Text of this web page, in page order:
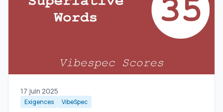
17 juin 2025
Exigences VibeSpec